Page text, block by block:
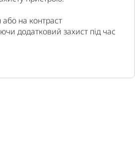
на контраст
додатковий захист під час